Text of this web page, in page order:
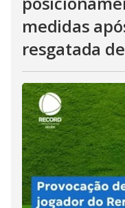
medidas
resgatada